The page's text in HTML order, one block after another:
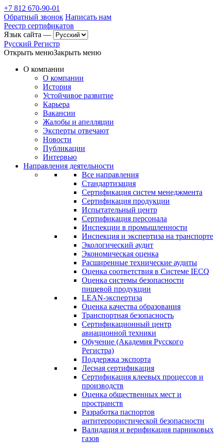
+7 812 670-90-01
Обратный звонок Написать нам
Реестр сертификатов
Язык сайта —
Русский Регистр
Открыть менюЗакрыть меню
О компании
О компании
История
Устойчивое развитие
Карьера
Вакансии
Жалобы и апелляции
Эксперты отвечают
Новости
Публикации
Интервью
Направления деятельности
Все направления
Стандартизация
Сертификация систем менеджмента
Сертификация продукции
Испытательный центр
Сертификация персонала
Инспекции в промышленности
Инспекция и экспертиза на транспорте
Экологический аудит
Экономическая оценка
Расширенные технические аудиты
Оценка соответствия в Системе IECQ
Оценка системы безопасности
пищевой продукции
LEAN-экспертиза
Оценка качества образования
Транспортная безопасность
Сертификационный центр
авиационной техники
Обучение (Академия Русского
Регистра)
Поддержка экспорта
Лесная сертификация
Сертификация клеевых процессов и
производств
Оценка общественных мест и
пространств
Разработка паспортов
антитеррористической безопасности
Валидация и верификация парниковых
газов